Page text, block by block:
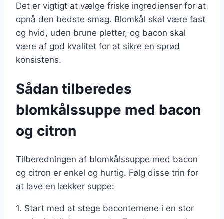
Det er vigtigt at vælge friske ingredienser for at
opnå den bedste smag. Blomkål skal være fast
og hvid, uden brune pletter, og bacon skal
være af god kvalitet for at sikre en sprød
konsistens.
Sådan tilberedes
blomkålssuppe med bacon
og citron
Tilberedningen af blomkålssuppe med bacon
og citron er enkel og hurtig. Følg disse trin for
at lave en lækker suppe:
1. Start med at stege baconternene i en stor